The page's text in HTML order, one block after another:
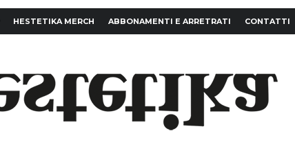
HESTETIKA MERCH ABBONAMENTI E ARRETRATI CONTATTI